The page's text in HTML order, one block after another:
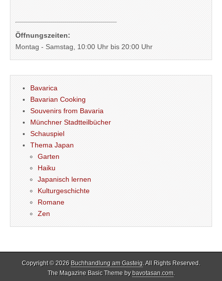
Öffnungszeiten:
Montag - Samstag, 10:00 Uhr bis 20:00 Uhr
Bavarica
Bavarian Cooking
Souvenirs from Bavaria
Münchner Stadtteilbücher
Schauspiel
Thema Japan
Garten
Haiku
Japanisch lernen
Kulturgeschichte
Romane
Zen
Copyright © 2026 Buchhandlung am Gasteig. All Rights Reserved.
The Magazine Basic Theme bybavotasan.com.